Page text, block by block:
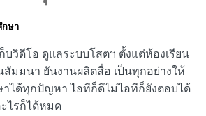
กษา
บวิดีโอ ดูแลระบบโสตฯ ตั้งแต่ห้องเรียน
สัมมนา ยันงานผลิตสื่อ เป็นทุกอย่างให้
าได้ทุกปัญหา ไอทีก็ดีไม่ไอทีก็ยังตอบได้
ไรก็ได้หมด